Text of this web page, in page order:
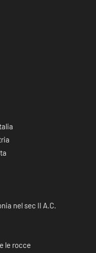
nel sec II A.C.
le rocce